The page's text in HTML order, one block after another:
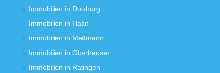
Immobilien in Duisburg
Immobilien in Haan
Immobilien in Mettmann
Immobilien in Oberhausen
Immobilien in Ratingen